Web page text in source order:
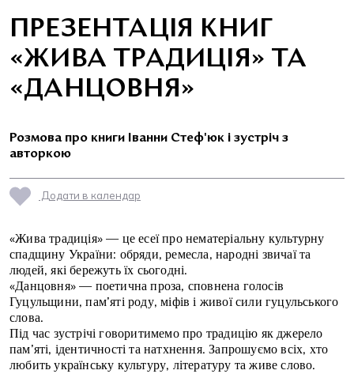
ПРЕЗЕНТАЦІЯ КНИГ
«ЖИВА ТРАДИЦІЯ» ТА
«ДАНЦОВНЯ»
Розмова про книги Іванни Стеф'юк і зустріч з
авторкою
Додати в календар
«Жива традиція» — це есеї про нематеріальну культурну
спадщину України: обряди, ремесла, народні звичаї та
людей, які бережуть їх сьогодні.
«Данцовня» — поетична проза, сповнена голосів
Гуцульщини, пам’яті роду, міфів і живої сили гуцульського
слова.
Під час зустрічі говоритимемо про традицію як джерело
пам’яті, ідентичності та натхнення. Запрошуємо всіх, хто
любить українську культуру, літературу та живе слово.